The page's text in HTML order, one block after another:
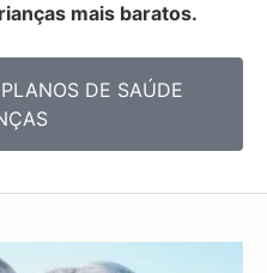
mais baratos.
DE SAÚDE